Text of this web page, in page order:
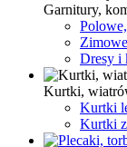
Garnitury,
Dresy i
Kurtki,
Kurtki
Kurtki